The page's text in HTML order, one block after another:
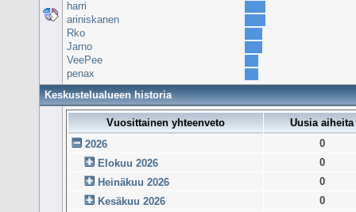
harri
ariniskanen
Rko
Jarno
VeePee
penax
Keskustelualueen historia
Vuosittainen yhteenveto
Uusia aiheita
2026
0
Elokuu 2026
0
Heinäkuu 2026
0
Kesäkuu 2026
0